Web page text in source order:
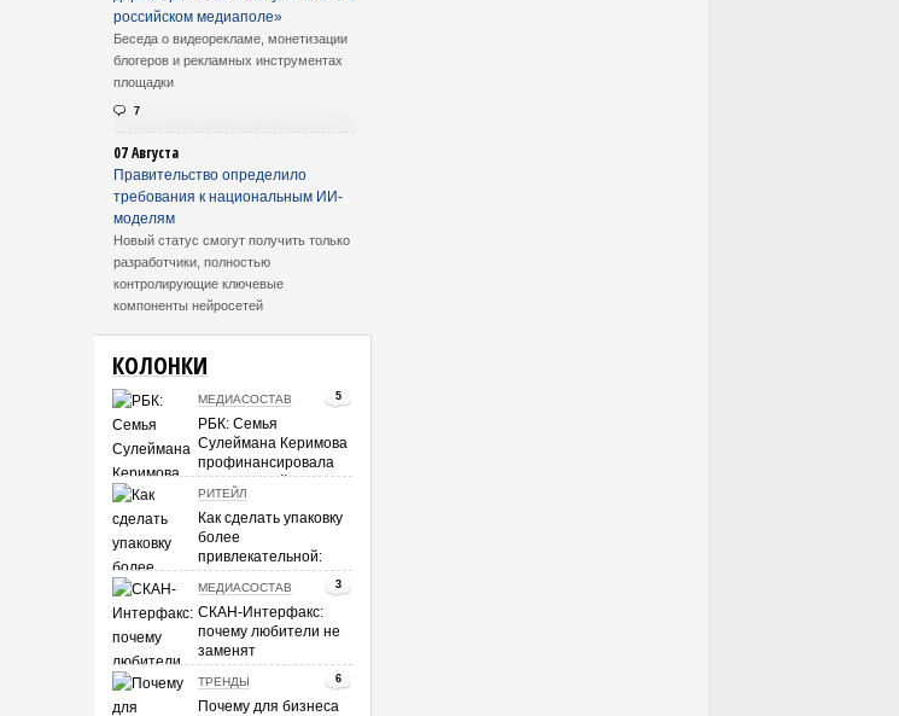
российском медиаполе»
Беседа о видеорекламе, монетизации
блогеров и рекламных инструментах
площадки
7
07 Августа
Правительство определило
требования к национальным ИИ-
моделям
Новый статус смогут получить только
разработчики, полностью
контролирующие ключевые
компоненты нейросетей
КОЛОНКИ
5
МЕДИАСОСТАВ
РБК: Семья
Сулеймана Керимова
профинансировала
покупку «Лайсы»
группой «Вера-
Олимп»
РИТЕЙЛ
Как сделать упаковку
более
привлекательной:
мнение
потребителей
3
МЕДИАСОСТАВ
СКАН-Интерфакс:
почему любители не
заменят
профессиональную
журналистику
6
ТРЕНДЫ
Почему для бизнеса